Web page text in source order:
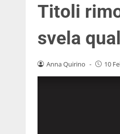
Titoli
svela
Anna Quirino - 10